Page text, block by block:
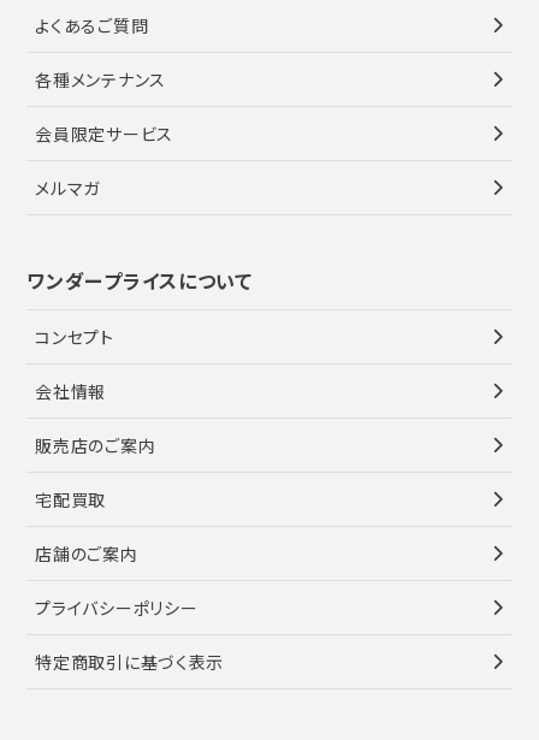
よくあるご質問
各種メンテナンス
会員限定サービス
メルマガ
ワンダープライスについて
コンセプト
会社情報
販売店のご案内
宅配買取
店舗のご案内
プライバシーポリシー
特定商取引に基づく表示